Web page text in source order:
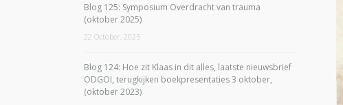
Blog 125: Symposium Overdracht van trauma
(oktober 2025)
22 October, 2025
Blog 124: Hoe zit Klaas in dit alles, laatste nieuwsbrief
ODGOI, terugkijken boekpresentaties 3 oktober,
(oktober 2023)